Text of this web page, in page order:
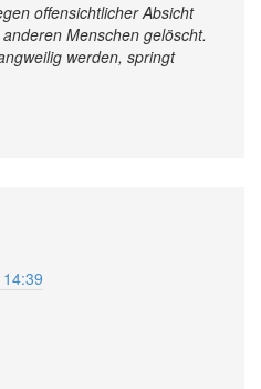
offensichtlicher Absicht
Menschen gelöscht.
werden, springt